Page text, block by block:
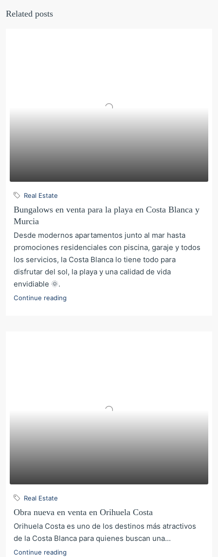
Related posts
Real Estate
Bungalows en venta para la playa en Costa Blanca y
Murcia
Desde modernos apartamentos junto al mar hasta
promociones residenciales con piscina, garaje y todos
los servicios, la Costa Blanca lo tiene todo para
disfrutar del sol, la playa y una calidad de vida
envidiable 🌞.
Continue reading
Real Estate
Obra nueva en venta en Orihuela Costa
Orihuela Costa es uno de los destinos más atractivos
de la Costa Blanca para quienes buscan una...
Continue reading